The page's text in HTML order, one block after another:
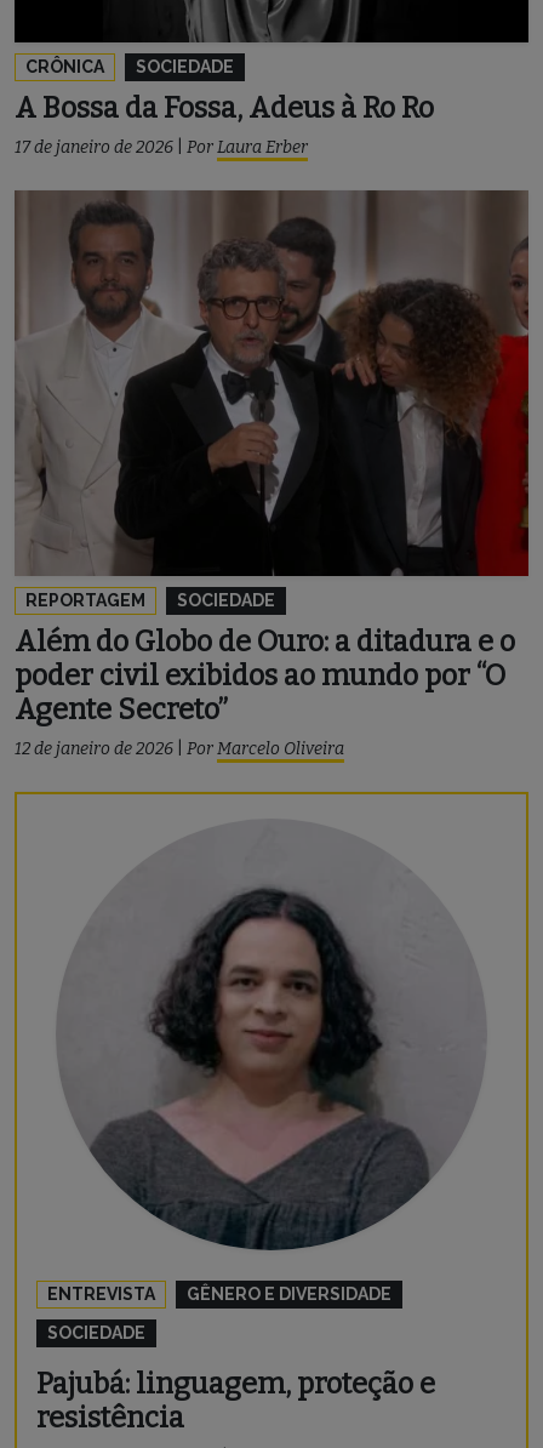
CRÔNICA SOCIEDADE
A Bossa da Fossa, Adeus à Ro Ro
17 de janeiro de 2026 PorLaura Erber
REPORTAGEM SOCIEDADE
Além do Globo de Ouro: a ditadura e o
poder civil exibidos ao mundo por “O
Agente Secreto”
12 de janeiro de 2026 PorMarcelo Oliveira
ENTREVISTA
GÊNERO E DIVERSIDADE
SOCIEDADE
Pajubá: linguagem, proteção e
resistência